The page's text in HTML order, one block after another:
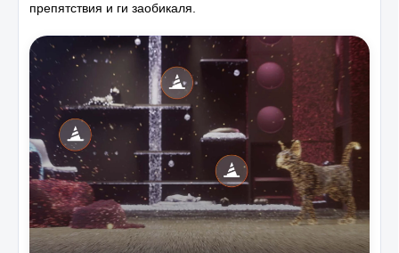
препятствия и ги заобикаля.